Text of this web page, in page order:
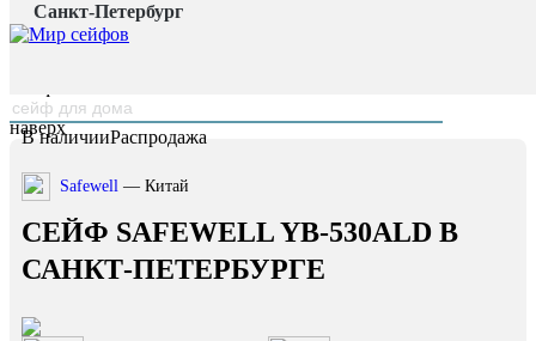
Санкт-Петербург
Главная страница
наверх
В наличииРаспродажа
Safewell — Китай
СЕЙФ SAFEWELL YB-530ALD В
САНКТ-ПЕТЕРБУРГЕ